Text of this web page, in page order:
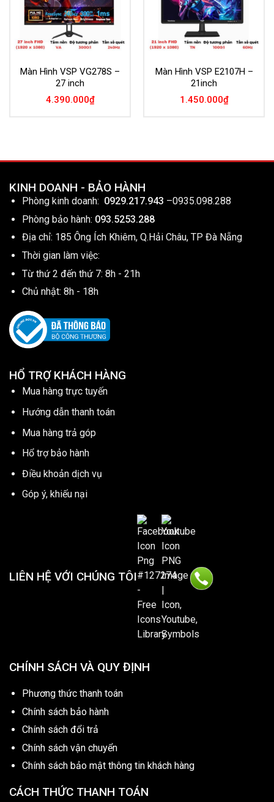
Màn Hình VSP VG278S –
27 inch
4.390.000₫
Màn Hình VSP E2107H –
21inch
1.450.000₫
KINH DOANH - BẢO HÀNH
Phòng kinh doanh: 0929.217.943 –0935.098.288
Phòng bảo hành: 093.5253.288
Địa chỉ: 185 Ông Ích Khiêm, Q.Hải Châu, TP Đà Nẵng
Thời gian làm việc:
Từ thứ 2 đến thứ 7: 8h - 21h
Chủ nhật: 8h - 18h
HỔ TRỢ KHÁCH HÀNG
Mua hàng trực tuyến
Hướng dẫn thanh toán
Mua hàng trả góp
Hổ trợ bảo hành
Điều khoản dịch vụ
Góp ý, khiếu nại
LIÊN HỆ VỚI CHÚNG TÔI
CHÍNH SÁCH VÀ QUY ĐỊNH
Phương thức thanh toán
Chính sách bảo hành
Chính sách đổi trả
Chính sách vận chuyển
Chính sách bảo mật thông tin khách hàng
CÁCH THỨC THANH TOÁN